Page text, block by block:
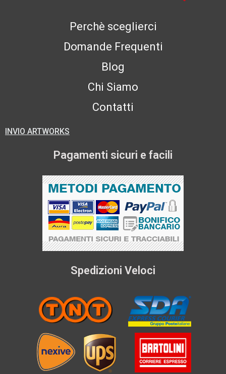
Perchè sceglierci
Domande Frequenti
Blog
Chi Siamo
Contatti
INVIO ARTWORKS
Pagamenti sicuri e facili
Spedizioni Veloci